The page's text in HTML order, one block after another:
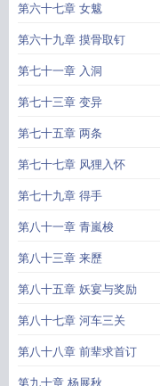
第六十七章 女魃
第六十九章 摸骨取钉
第七十一章 入洞
第七十三章 变异
第七十五章 两条
第七十七章 风狸入怀
第七十九章 得手
第八十一章 青嵐梭
第八十三章 来歷
第八十五章 妖宴与奖励
第八十七章 河车三关
第八十八章 前辈求首订
第九十章 杨展秋